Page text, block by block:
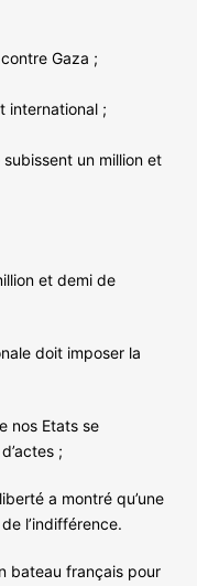
Gaza ;
international ;
un million et
et demi de
doit imposer la
nos Etats se
;
a montré qu’une
l’indifférence.
bateau français pour